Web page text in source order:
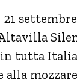
tutta
alla